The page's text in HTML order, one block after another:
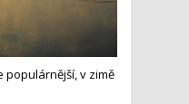
populárnější, v zimě